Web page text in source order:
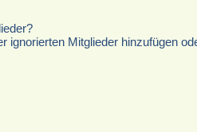
Mitglieder hinzufügen